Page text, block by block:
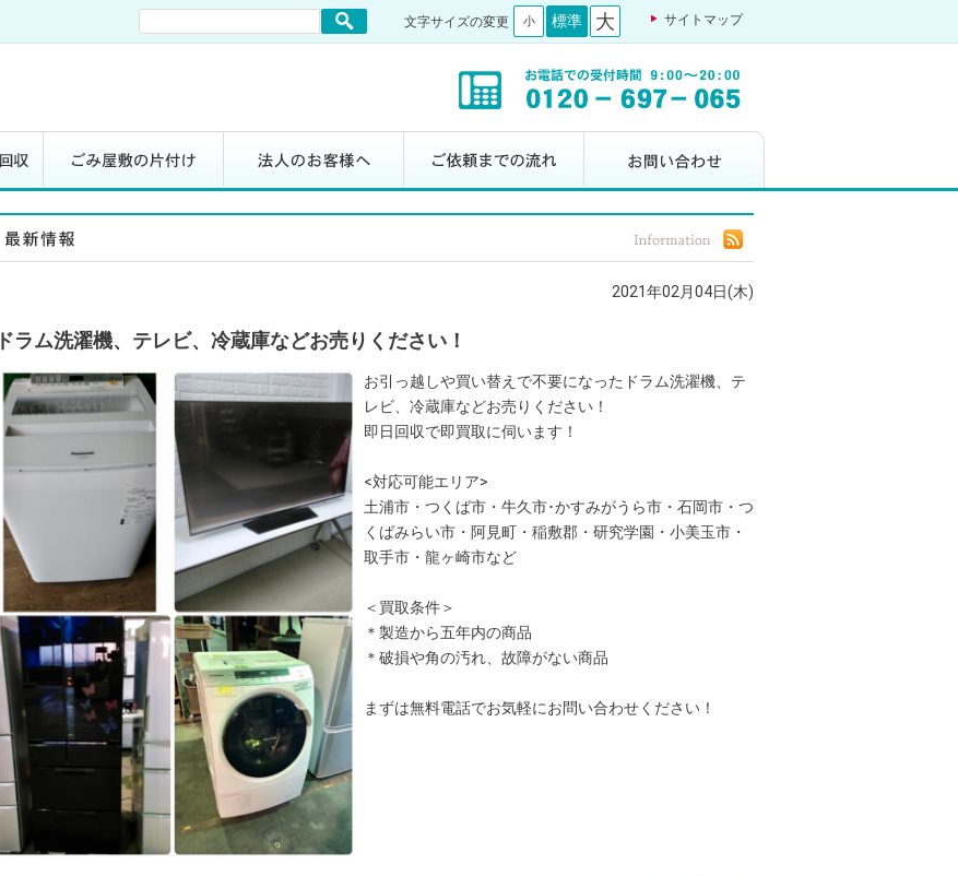
サイトマップ
文字サイズの変更 小 標準 大
2021年02月04日(木)
ドラム洗濯機、テレビ、冷蔵庫などお売りください！
お引っ越しや買い替えで不要になったドラム洗濯機、テ
レビ、冷蔵庫などお売りください！
即日回収で即買取に伺います！
<対応可能エリア>
土浦市・つくば市・牛久市･かすみがうら市・石岡市・つ
くばみらい市・阿見町・稲敷郡・研究学園・小美玉市・
取手市・龍ヶ崎市など
＜買取条件＞
＊製造から五年内の商品
＊破損や角の汚れ、故障がない商品
まずは無料電話でお気軽にお問い合わせください！